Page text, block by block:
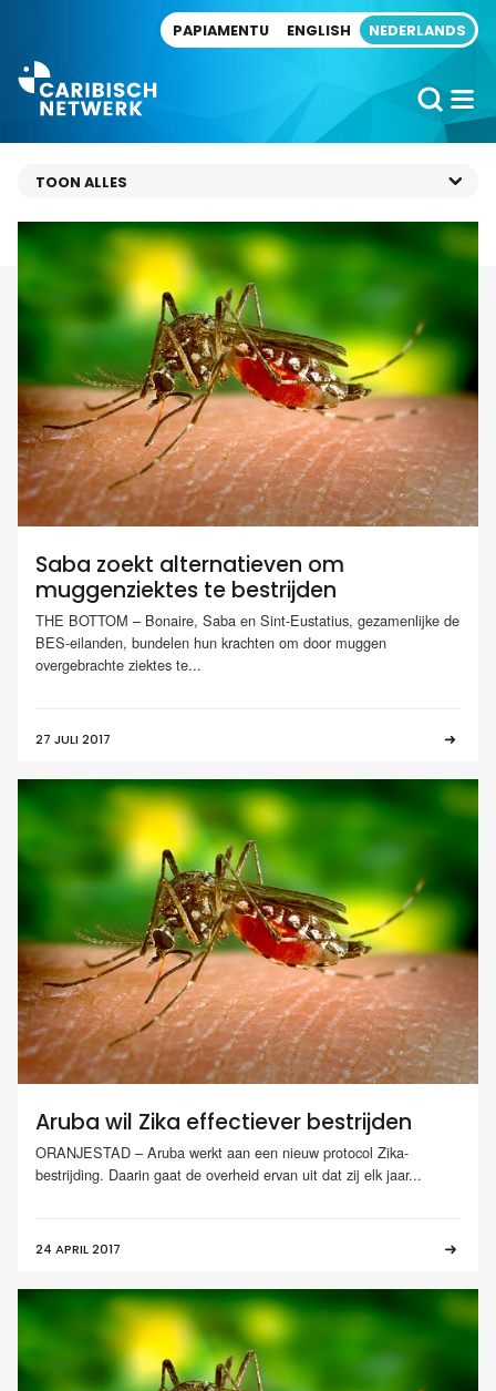
PAPIAMENTU ENGLISH NEDERLANDS
Saba zoekt alternatieven om
muggenziektes te bestrijden
THE BOTTOM – Bonaire, Saba en Sint-Eustatius, gezamenlijke de
BES-eilanden, bundelen hun krachten om door muggen
overgebrachte ziektes te...
27 JULI 2017
Aruba wil Zika effectiever bestrijden
ORANJESTAD – Aruba werkt aan een nieuw protocol Zika-
bestrijding. Daarin gaat de overheid ervan uit dat zij elk jaar...
24 APRIL 2017